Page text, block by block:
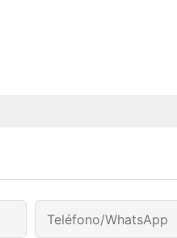
Teléfono/WhatsApp